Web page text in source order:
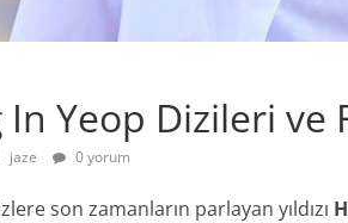
In Yeop Dizileri ve
jaze 0 yorum
son zamanların parlayan yıldızı